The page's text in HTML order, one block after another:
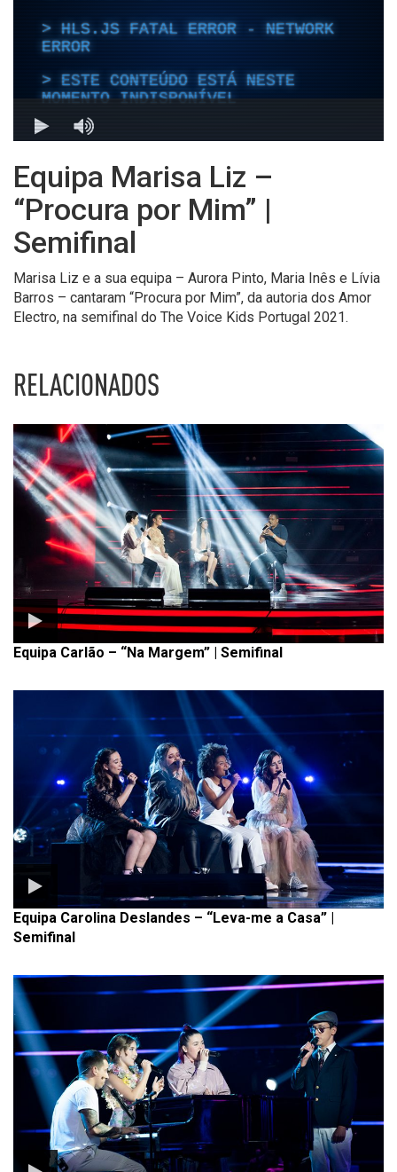
Equipa Marisa Liz –
“Procura por Mim” |
Semifinal
Marisa Liz e a sua equipa – Aurora Pinto, Maria Inês e Lívia
Barros – cantaram “Procura por Mim”, da autoria dos Amor
Electro, na semifinal do The Voice Kids Portugal 2021.
RELACIONADOS
Equipa Carlão – “Na Margem” | Semifinal
Equipa Carolina Deslandes – “Leva-me a Casa” |
Semifinal